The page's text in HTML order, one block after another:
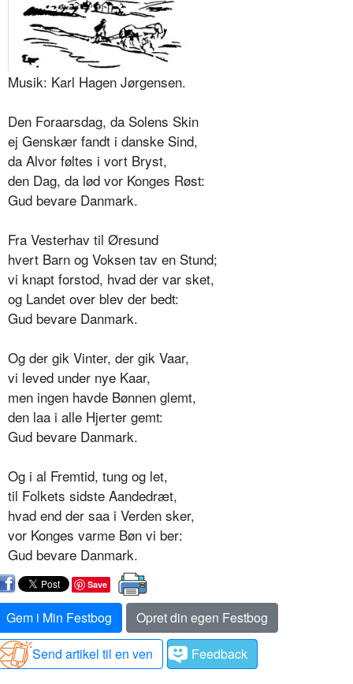
Musik: Karl Hagen Jørgensen.
Den Foraarsdag, da Solens Skin
ej Genskær fandt i danske Sind,
da Alvor føltes i vort Bryst,
den Dag, da lød vor Konges Røst:
Gud bevare Danmark.
Fra Vesterhav til Øresund
hvert Barn og Voksen tav en Stund;
vi knapt forstod, hvad der var sket,
og Landet over blev der bedt:
Gud bevare Danmark.
Og der gik Vinter, der gik Vaar,
vi leved under nye Kaar,
men ingen havde Bønnen glemt,
den laa i alle Hjerter gemt:
Gud bevare Danmark.
Og i al Fremtid, tung og let,
til Folkets sidste Aandedræt,
hvad end der saa i Verden sker,
vor Konges varme Bøn vi ber:
Gud bevare Danmark.
Save
Gem i Min Festbog
Opret din egen Festbog
Send artikel til en ven
Feedback